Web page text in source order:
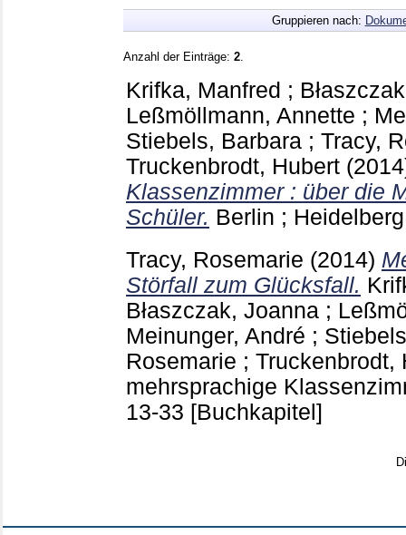
Gruppieren nach:
Anzahl der Einträge: 2
Krifka, Manfred ;
Leßmöllmann, Annette ;
Stiebels, Barbara ; Tracy,
Truckenbrodt, Hubert
Klassenzimmer : über die
Schüler. Berlin ;
Tracy, Rosemarie (2014)
Störfall zum Glücksfall.
Błaszczak, Joanna ;
Meinunger, André ;
Rosemarie ; Truckenbrodt,
mehrsprachige
13-33 [Buchkapitel]